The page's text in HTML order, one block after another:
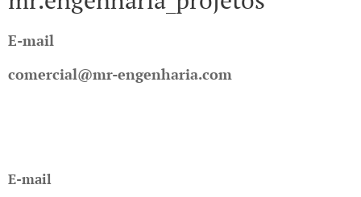
E-mail
comercial@mr-engenharia.com
E-mail